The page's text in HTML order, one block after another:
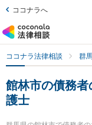
ココナラへ
ココナラ法律相談 群
館林市の債務
護士